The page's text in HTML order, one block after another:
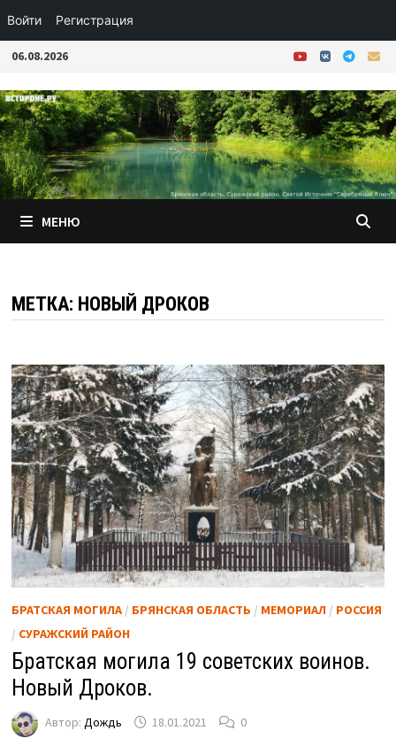
Войти Регистрация
Перейти
содержимому
06.08.2026
МЕНЮ
МЕТКА: НОВЫЙ ДРОКОВ
БРАТСКАЯ МОГИЛА/ БРЯНСКАЯ ОБЛАСТЬ / МЕМОРИАЛ/ РОССИЯ
/ СУРАЖСКИЙ РАЙОН
Братская могила 19 советских воинов.
Новый Дроков.
Автор: Дождь 18.01.2021 0